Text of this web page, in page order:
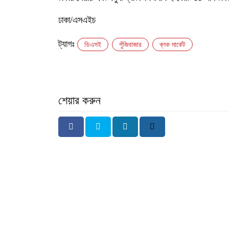
ঢাকা/এসএইচ
ট্যাগঃ ডিএসই পুঁজিবাজার ব্লক মার্কেট
শেয়ার করুন